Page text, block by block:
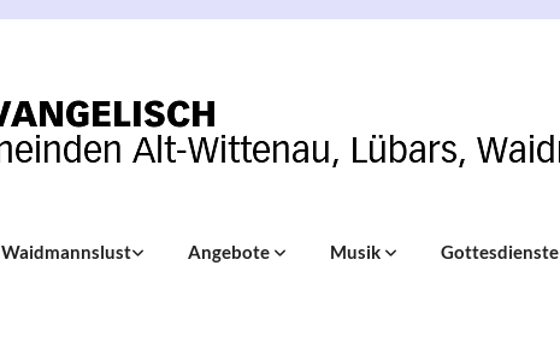
Waidmannslust Angebote Musik Gottesdienste